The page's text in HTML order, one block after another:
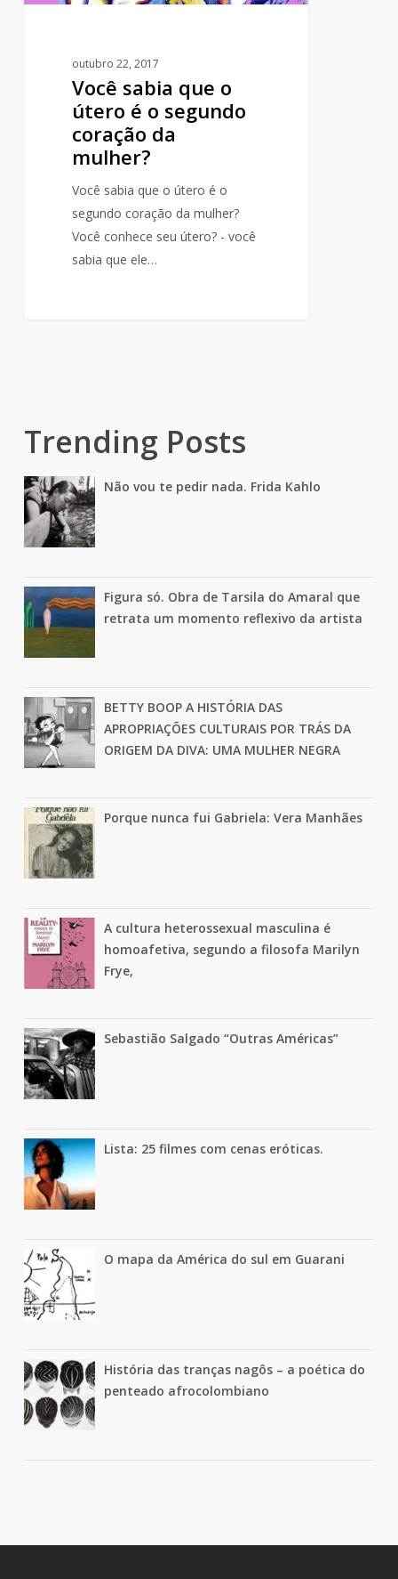
outubro 22, 2017
Você sabia que o
útero é o segundo
coração da
mulher?
Você sabia que o útero é o
segundo coração da mulher?
Você conhece seu útero? - você
sabia que ele…
Trending Posts
Não vou te pedir nada. Frida Kahlo
Figura só. Obra de Tarsila do Amaral que
retrata um momento reflexivo da artista
BETTY BOOP A HISTÓRIA DAS
APROPRIAÇÕES CULTURAIS POR TRÁS DA
ORIGEM DA DIVA: UMA MULHER NEGRA
Porque nunca fui Gabriela: Vera Manhães
A cultura heterossexual masculina é
homoafetiva, segundo a filosofa Marilyn
Frye,
Sebastião Salgado “Outras Américas”
Lista: 25 filmes com cenas eróticas.
O mapa da América do sul em Guarani
História das tranças nagôs – a poética do
penteado afrocolombiano